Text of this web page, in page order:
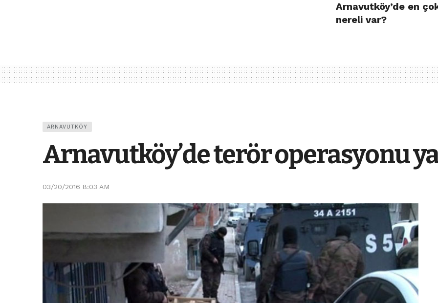
Arnavutköy’de en
nereli var?
ARNAVUTKÖY
Arnavutköy’de terör operasyonu
03/20/2016 8:03 AM